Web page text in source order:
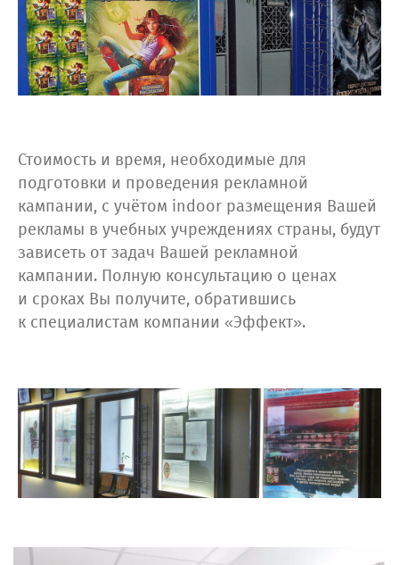
Стоимость и время, необходимые для
подготовки и проведения рекламной
кампании, с учётом indoor размещения Вашей
рекламы в учебных учреждениях страны, будут
зависеть от задач Вашей рекламной
кампании. Полную консультацию о ценах
и сроках Вы получите, обратившись
к специалистам компании «Эффект».